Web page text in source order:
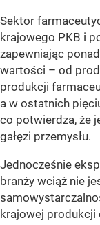
Sektor
krajowego PKB i
zapewniając
wartości – od
produkcji
a w ostatnich
co potwierdza, że
gałęzi przemysłu.
Jednocześnie
branży wciąż nie
krajowej produkcji